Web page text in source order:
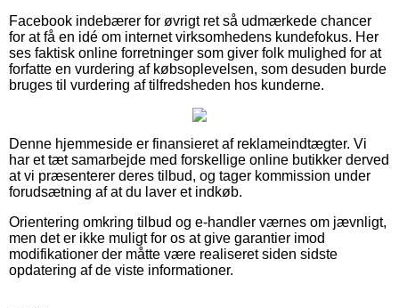
Facebook indebærer for øvrigt ret så udmærkede chancer
for at få en idé om internet virksomhedens kundefokus. Her
ses faktisk online forretninger som giver folk mulighed for at
forfatte en vurdering af købsoplevelsen, som desuden burde
bruges til vurdering af tilfredsheden hos kunderne.
Denne hjemmeside er finansieret af reklameindtægter. Vi
har et tæt samarbejde med forskellige online butikker derved
at vi præsenterer deres tilbud, og tager kommission under
forudsætning af at du laver et indkøb.
Orientering omkring tilbud og e-handler værnes om jævnligt,
men det er ikke muligt for os at give garantier imod
modifikationer der måtte være realiseret siden sidste
opdatering af de viste informationer.